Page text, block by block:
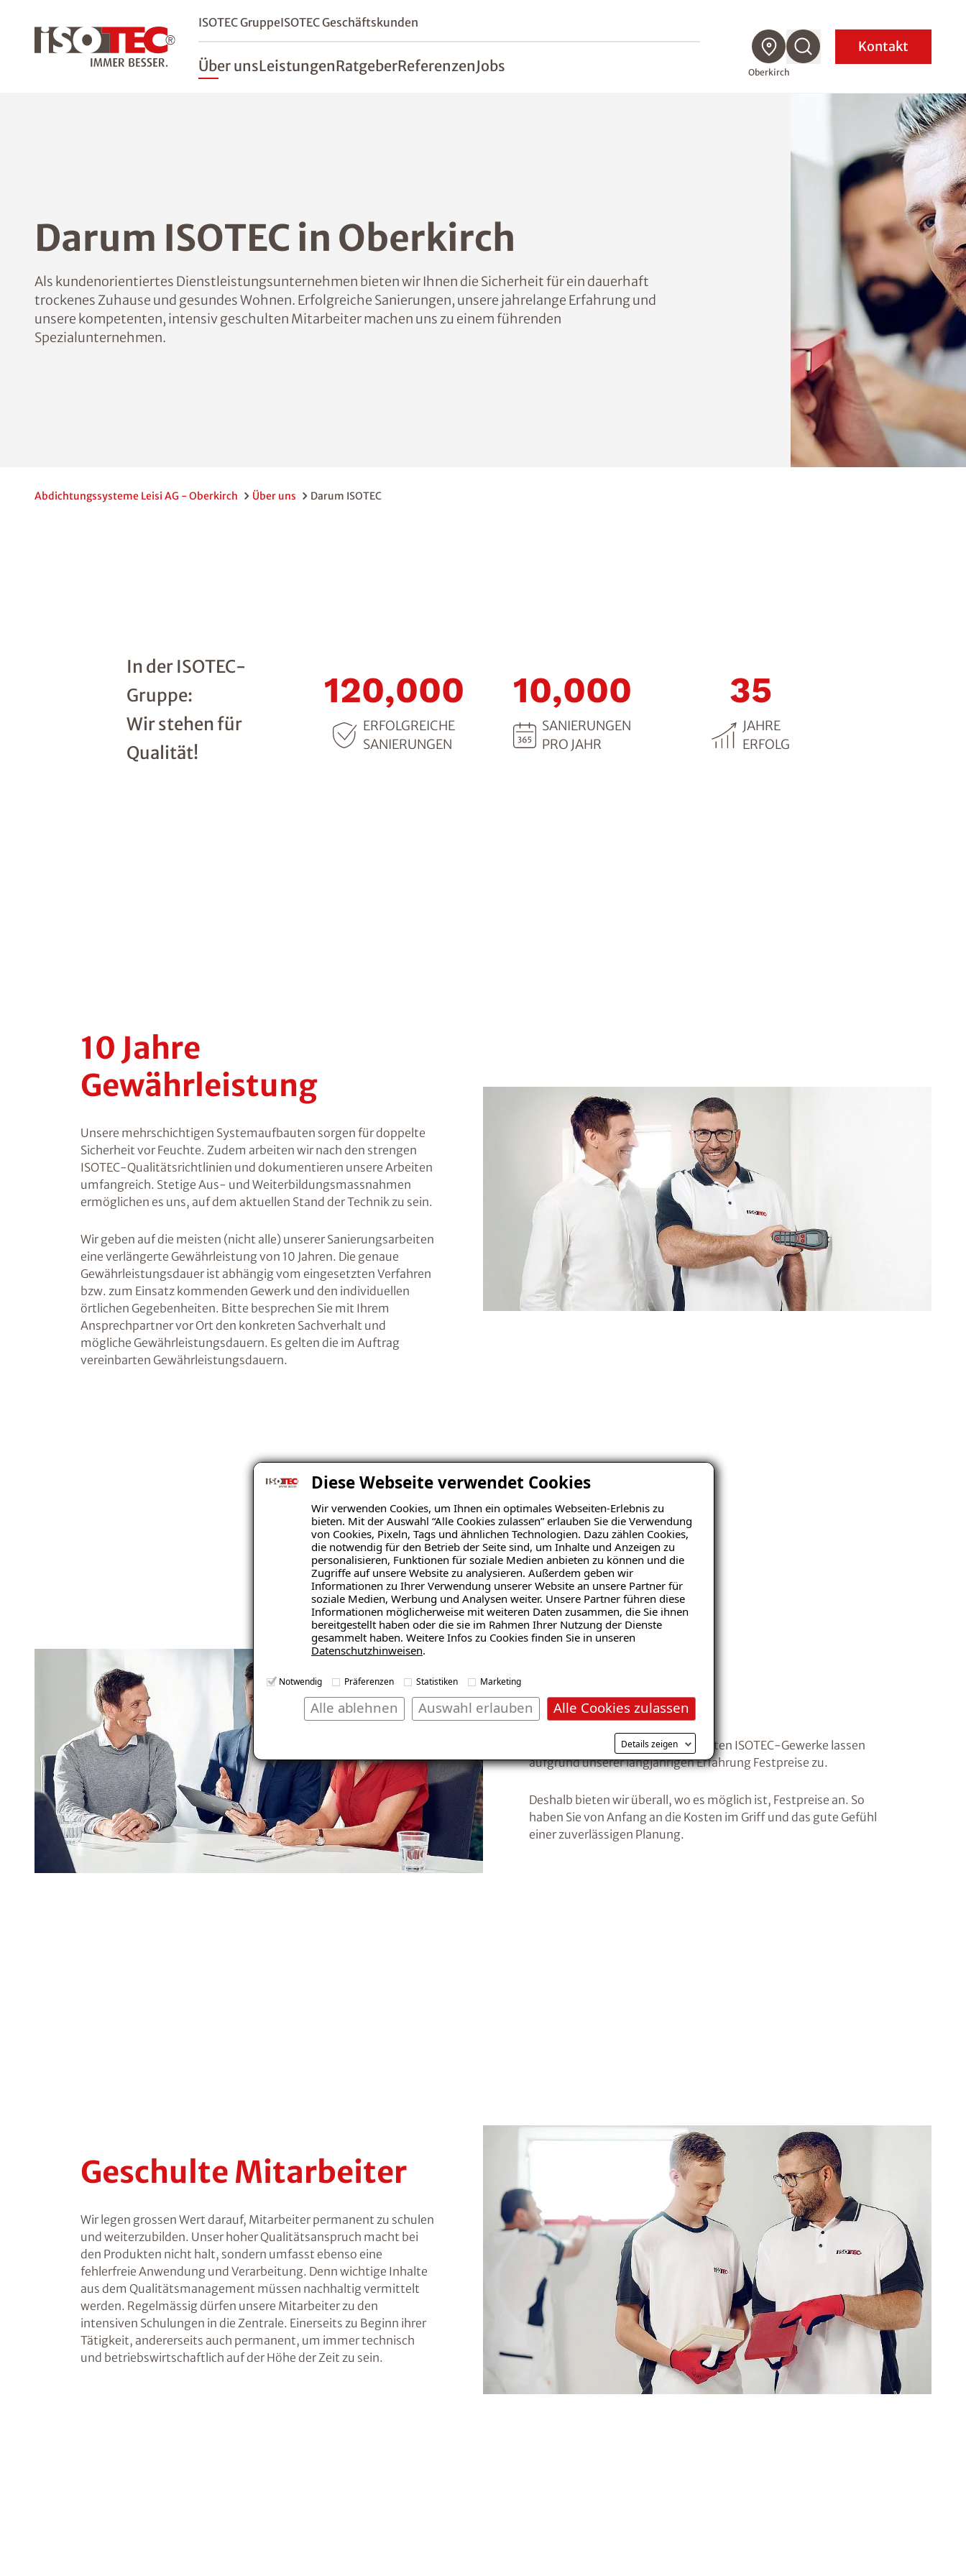
Diese Webseite verwendet Cookies
Wir verwenden Cookies, um Ihnen ein optimales Webseiten-Erlebnis zu
bieten. Mit der Auswahl “Alle Cookies zulassen” erlauben Sie die Verwendung
von Cookies, Pixeln, Tags und ähnlichen Technologien. Dazu zählen Cookies,
die notwendig für den Betrieb der Seite sind, um Inhalte und Anzeigen zu
personalisieren, Funktionen für soziale Medien anbieten zu können und die
Zugriffe auf unsere Website zu analysieren. Außerdem geben wir
Informationen zu Ihrer Verwendung unserer Website an unsere Partner für
soziale Medien, Werbung und Analysen weiter. Unsere Partner führen diese
Informationen möglicherweise mit weiteren Daten zusammen, die Sie ihnen
bereitgestellt haben oder die sie im Rahmen Ihrer Nutzung der Dienste
gesammelt haben. Weitere Infos zu Cookies finden Sie in unseren
Datenschutzhinweisen.
Notwendig Präferenzen Statistiken Marketing
Alle Cookies zulassen
Auswahl erlauben
Alle ablehnen
Details zeigen
ISOTEC GruppeISOTEC Geschäftskunden
Über unsLeistungenRatgeberReferenzenJobs Oberkirch
Kontakt
Darum ISOTEC in Oberkirch
Als kundenorientiertes Dienstleistungsunternehmen bieten wir Ihnen die Sicherheit für ein dauerhaft
trockenes Zuhause und gesundes Wohnen. Erfolgreiche Sanierungen, unsere jahrelange Erfahrung und
unsere kompetenten, intensiv geschulten Mitarbeiter machen uns zu einem führenden
Spezialunternehmen.
Abdichtungssysteme Leisi AG - Oberkirch Über uns Darum ISOTEC
In der ISOTEC-
Gruppe:
Wir stehen für
Qualität!
120,000
ERFOLGREICHE
SANIERUNGEN
10,000
SANIERUNGEN
PRO JAHR
35
JAHRE
ERFOLG
10 Jahre
Gewährleistung
Unsere mehrschichtigen Systemaufbauten sorgen für doppelte
Sicherheit vor Feuchte. Zudem arbeiten wir nach den strengen
ISOTEC-Qualitätsrichtlinien und dokumentieren unsere Arbeiten
umfangreich. Stetige Aus- und Weiterbildungsmassnahmen
ermöglichen es uns, auf dem aktuellen Stand der Technik zu sein.
Wir geben auf die meisten (nicht alle) unserer Sanierungsarbeiten
eine verlängerte Gewährleistung von 10 Jahren. Die genaue
Gewährleistungsdauer ist abhängig vom eingesetzten Verfahren
bzw. zum Einsatz kommenden Gewerk und den individuellen
örtlichen Gegebenheiten. Bitte besprechen Sie mit Ihrem
Ansprechpartner vor Ort den konkreten Sachverhalt und
mögliche Gewährleistungsdauern. Es gelten die im Auftrag
vereinbarten Gewährleistungsdauern.
Festpreis
Wir sichern Festpreise zu: Die meisten ISOTEC-Gewerke lassen
aufgrund unserer langjährigen Erfahrung Festpreise zu.
Deshalb bieten wir überall, wo es möglich ist, Festpreise an. So
haben Sie von Anfang an die Kosten im Griff und das gute Gefühl
einer zuverlässigen Planung.
Geschulte Mitarbeiter
Wir legen grossen Wert darauf, Mitarbeiter permanent zu schulen
und weiterzubilden. Unser hoher Qualitätsanspruch macht bei
den Produkten nicht halt, sondern umfasst ebenso eine
fehlerfreie Anwendung und Verarbeitung. Denn wichtige Inhalte
aus dem Qualitätsmanagement müssen nachhaltig vermittelt
werden. Regelmässig dürfen unsere Mitarbeiter zu den
intensiven Schulungen in die Zentrale. Einerseits zu Beginn ihrer
Tätigkeit, andererseits auch permanent, um immer technisch
und betriebswirtschaftlich auf der Höhe der Zeit zu sein.